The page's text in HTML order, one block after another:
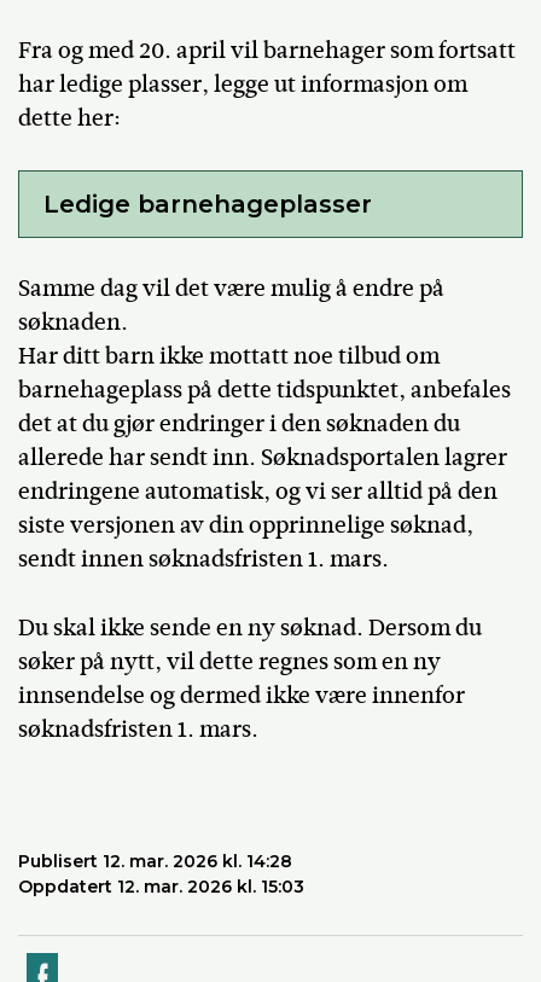
Fra og med 20. april vil barnehager som fortsatt
har ledige plasser, legge ut informasjon om
dette her:
Ledige barnehageplasser
Samme dag vil det være mulig å endre på
søknaden.
Har ditt barn ikke mottatt noe tilbud om
barnehageplass på dette tidspunktet, anbefales
det at du gjør endringer i den søknaden du
allerede har sendt inn. Søknadsportalen lagrer
endringene automatisk, og vi ser alltid på den
siste versjonen av din opprinnelige søknad,
sendt innen søknadsfristen 1. mars.
Du skal ikke sende en ny søknad. Dersom du
søker på nytt, vil dette regnes som en ny
innsendelse og dermed ikke være innenfor
søknadsfristen 1. mars.
Publisert 12. mar. 2026 kl. 14:28
Oppdatert 12. mar. 2026 kl. 15:03